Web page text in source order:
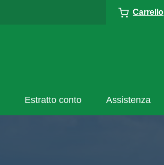
Carrello
Estratto conto Assistenza